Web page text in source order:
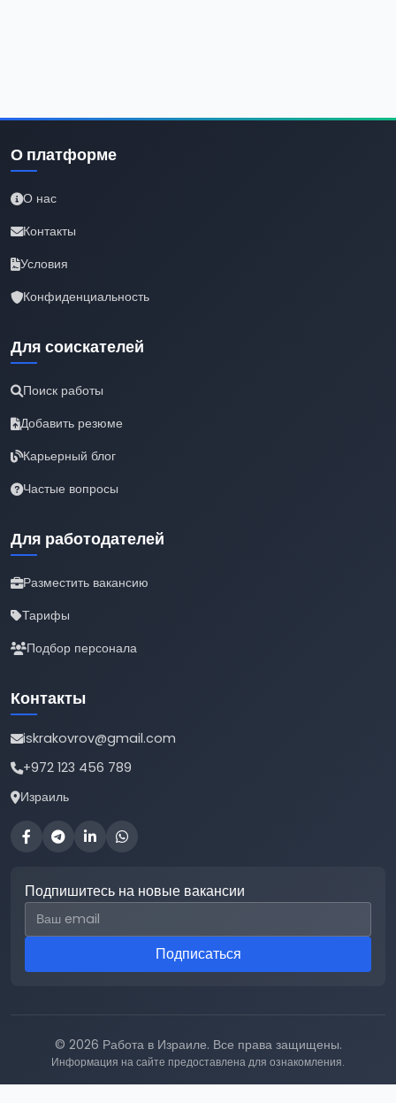
О платформе
О нас
Контакты
Условия
Конфиденциальность
Для соискателей
Поиск работы
Добавить резюме
Карьерный блог
Частые вопросы
Для работодателей
Разместить вакансию
Тарифы
Подбор персонала
Контакты
iskrakovrov@gmail.com
+972 123 456 789
Израиль
Подпишитесь на новые вакансии
Email для подписки
Подписаться
© 2026 Работа в Израиле. Все права защищены.
Информация на сайте предоставлена для ознакомления.